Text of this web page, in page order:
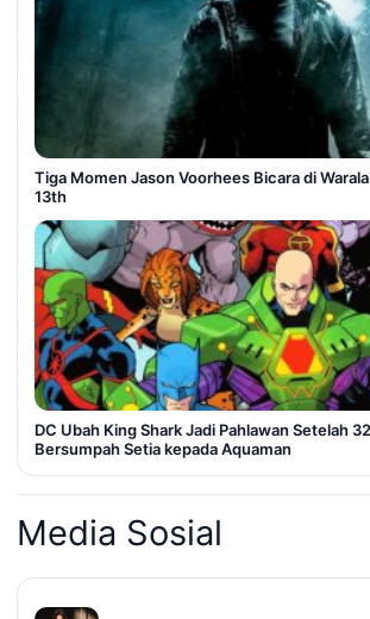
Tiga Momen Jason Voorhees Bicara di
13th
DC Ubah King Shark Jadi Pahlawan Setelah
Bersumpah Setia kepada Aquaman
Media Sosial